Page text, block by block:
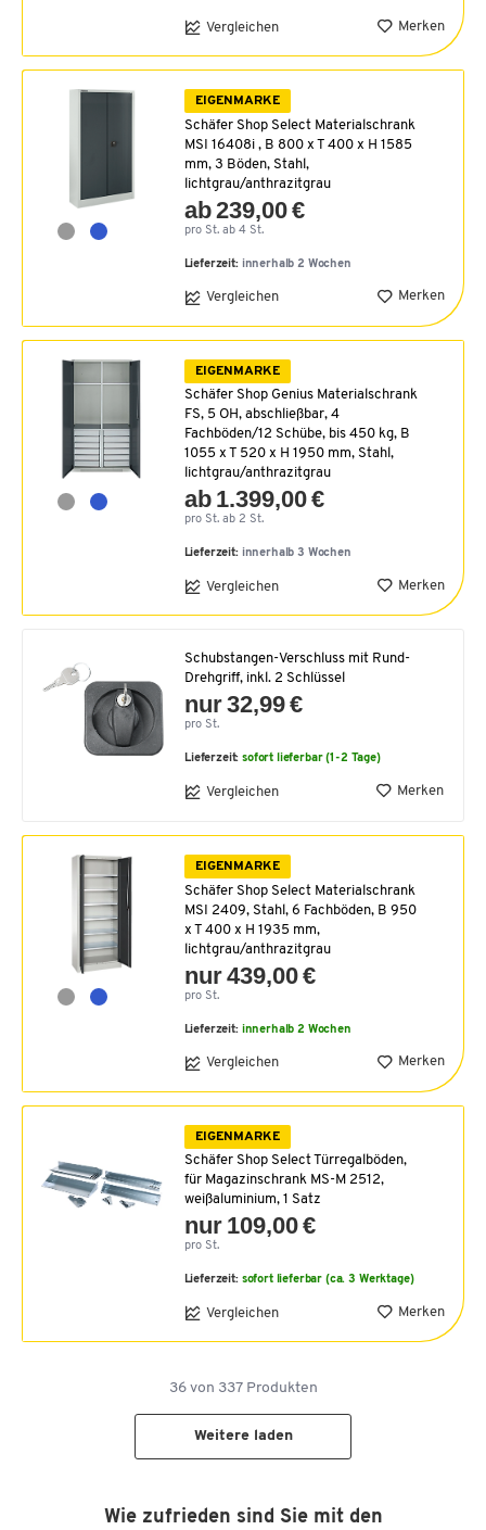
Vergleichen Merken
EIGENMARKE
Schäfer Shop Select Materialschrank
MSI 16408i , B 800 x T 400 x H 1585
mm, 3 Böden, Stahl,
lichtgrau/anthrazitgrau
ab 239,00 €
pro St. ab 4 St.
Lieferzeit: innerhalb 2 Wochen
Vergleichen Merken
EIGENMARKE
Schäfer Shop Genius Materialschrank
FS, 5 OH, abschließbar, 4
Fachböden/12 Schübe, bis 450 kg, B
1055 x T 520 x H 1950 mm, Stahl,
lichtgrau/anthrazitgrau
ab 1.399,00 €
pro St. ab 2 St.
Lieferzeit: innerhalb 3 Wochen
Vergleichen Merken
Schubstangen-Verschluss mit Rund-
Drehgriff, inkl. 2 Schlüssel
nur 32,99 €
pro St.
Lieferzeit:sofort lieferbar (1-2 Tage)
Vergleichen Merken
EIGENMARKE
Schäfer Shop Select Materialschrank
MSI 2409, Stahl, 6 Fachböden, B 950
x T 400 x H 1935 mm,
lichtgrau/anthrazitgrau
nur 439,00 €
pro St.
Lieferzeit: innerhalb 2 Wochen
Vergleichen Merken
EIGENMARKE
Schäfer Shop Select Türregalböden,
für Magazinschrank MS-M 2512,
weißaluminium, 1 Satz
nur 109,00 €
pro St.
Lieferzeit: sofort lieferbar (ca. 3 Werktage)
Vergleichen Merken
36von 337Produkten
Weitere laden
Wie zufrieden sind Sie mit den